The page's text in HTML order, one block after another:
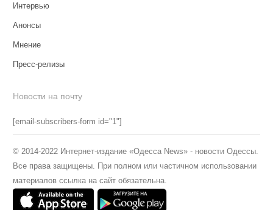
Интервью
Анонсы
Мнение
Пресс-релизы
Новости на почту
[email-subscribers-form id="1"]
© 2014-2022 Интернет-издание «Одесса News» - новости Одессы.
Все права защищены. При полном или частичном использовании
материалов ссылка на сайт обязательна.